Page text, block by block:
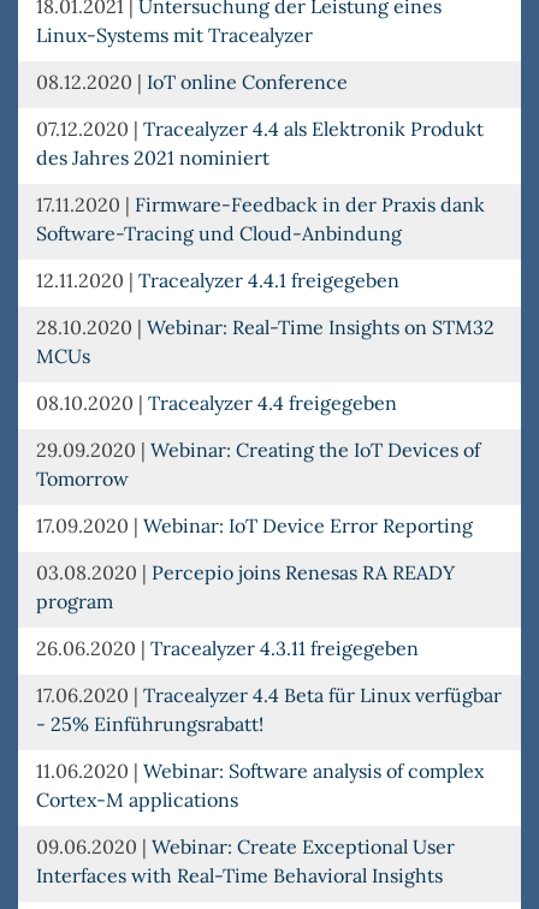
18.01.2021 Untersuchung der Leistung eines
Linux-Systems mit Tracealyzer
08.12.2020 | IoT online Conference
07.12.2020 | Tracealyzer 4.4 als Elektronik Produkt
des Jahres 2021 nominiert
17.11.2020 | Firmware-Feedback in der Praxis dank
Software-Tracing und Cloud-Anbindung
12.11.2020 | Tracealyzer 4.4.1 freigegeben
28.10.2020 | Webinar: Real-Time Insights on STM32
MCUs
08.10.2020 | Tracealyzer 4.4 freigegeben
29.09.2020 | Webinar: Creating the IoT Devices of
Tomorrow
17.09.2020 | Webinar: IoT Device Error Reporting
03.08.2020 | Percepio joins Renesas RA READY
program
26.06.2020 | Tracealyzer 4.3.11 freigegeben
17.06.2020 | Tracealyzer 4.4 Beta für Linux verfügbar
- 25% Einführungsrabatt!
11.06.2020 | Webinar: Software analysis of complex
Cortex-M applications
09.06.2020 | Webinar: Create Exceptional User
Interfaces with Real-Time Behavioral Insights